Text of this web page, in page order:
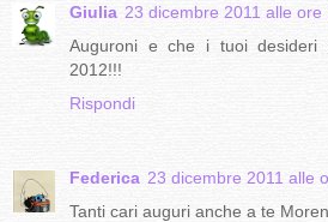
Giulia 23 dicembre 2011 alle ore
Auguroni e che i tuoi desideri
2012!!!
Rispondi
Federica 23 dicembre 2011 alle
Tanti cari auguri anche a te